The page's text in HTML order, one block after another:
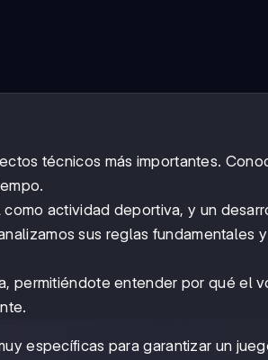
técnicos más importantes.
actividad deportiva, y un
sus reglas fundamentales y
permitiéndote entender por qué el
específicas para garantizar un